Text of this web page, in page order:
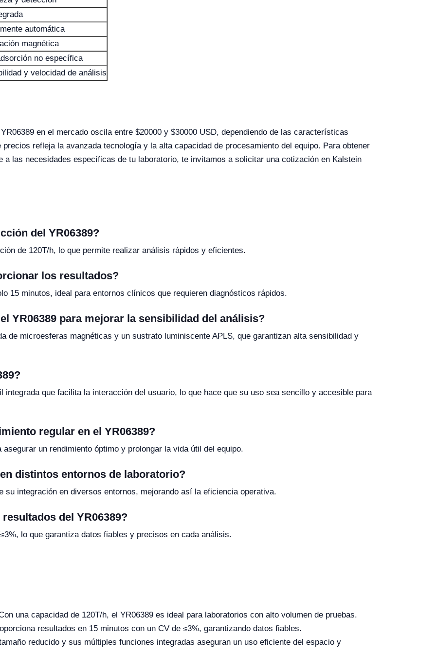
automática
magnética
no específica
y velocidad de análisis
en el mercado oscila entre $20000 y $30000 USD, dependiendo de las características
refleja la avanzada tecnología y la alta capacidad de procesamiento del equipo. Para obtener
a las necesidades específicas de tu laboratorio, te invitamos a solicitar una cotización en Kalstein
del YR06389?
de 120T/h, lo que permite realizar análisis rápidos y eficientes.
los resultados?
15 minutos, ideal para entornos clínicos que requieren diagnósticos rápidos.
YR06389 para mejorar la sensibilidad del análisis?
de microesferas magnéticas y un sustrato luminiscente APLS, que garantizan alta sensibilidad y
integrada que facilita la interacción del usuario, lo que hace que su uso sea sencillo y accesible para
regular en el YR06389?
un rendimiento óptimo y prolongar la vida útil del equipo.
distintos entornos de laboratorio?
su integración en diversos entornos, mejorando así la eficiencia operativa.
del YR06389?
lo que garantiza datos fiables y precisos en cada análisis.
una capacidad de 120T/h, el YR06389 es ideal para laboratorios con alto volumen de pruebas.
resultados en 15 minutos con un CV de ≤3%, garantizando datos fiables.
reducido y sus múltiples funciones integradas aseguran un uso eficiente del espacio y